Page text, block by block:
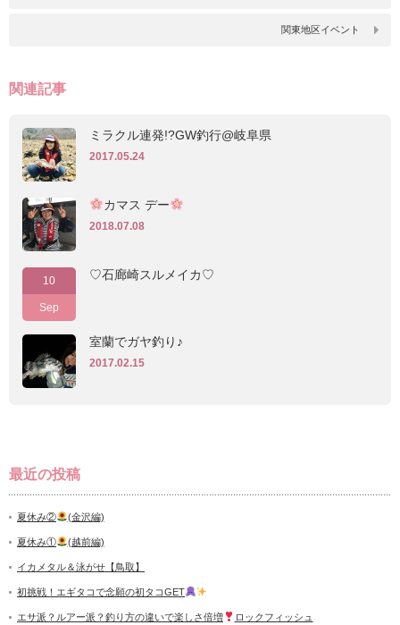
関東地区イベント
関連記事
ミラクル連発!?GW釣行@岐阜県
2017.05.24
カマス デー
2018.07.08
10
Sep
♡石廊崎スルメイカ♡
室蘭でガヤ釣り♪
2017.02.15
最近の投稿
夏休み② (金沢編)
夏休み① (越前編)
イカメタル＆泳がせ【鳥取】
初挑戦！エギタコで念願の初タコGET
エサ派？ルアー派？釣り方の違いで楽しさ倍増 ロックフィッシュ